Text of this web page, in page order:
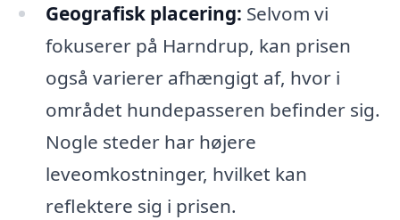
Geografisk placering: Selvom vi
fokuserer på Harndrup, kan prisen
også varierer afhængigt af, hvor i
området hundepasseren befinder sig.
Nogle steder har højere
leveomkostninger, hvilket kan
reflektere sig i prisen.